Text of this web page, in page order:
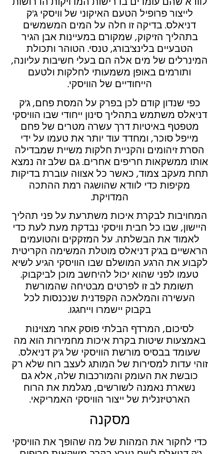
לייצור פרופיל הטעם האיקוני של וויסקי ג'ק
דניאלס. בדיקה זו חלה על המים המשמשים
בתהליך הזיקוק, שמקורם במעיינות אבן הגיר
הטבעיים בלינצ'בורג, טנסי. הטוהר ותכולת
המינרלים של מים אלה הם בעלי חשיבות עליונה,
ותורמים באופן משמעותי לחלקות ולטעם
הייחודיים של הוויסקי.
כפי שנדון קודם לכן בפרק על המסת פחם, ג'ק
דניאלס משתמש בתהליך סינון ייחודי שבו הוויסקי
מטפטף באיטיות דרך עשרה מטרים של פחם
מייפל סוכר, ומחדד עוד יותר את טעמו על ידי
הסרת זיהומים והקניית חלקות משיית שמבדילה
אותו ממשקאות חריפים אחרים. גם שלב זה נמצא
תחת מעקב צמוד, כאשר כל אצווה עוברת בדיקות
מקיפות כדי לוודא שהושגה רמת ההתכה
המדויקת.
המחויבות לבקרת איכות משתרעת על פני תהליך
היישון, שבו כל חבית וויסקי נבדקת מעת לעת כדי
לאמוד את הבשלתה. על המזקקים והטועמים
הראשיים בג'ק דניאלס מוטלת המשימה הקריטית
לקבוע את הרגע המושלם שבו הוויסקי הגיע לשיא
טעמו לפני שהוא יכול להיחשב מוכן לביקבוק.
תשומת לב זו לפרטים מבטיחה שהמורשת
העשירה והמלאכה הקפדנית שנכנסות לכל
בקבוק יישמרו וייחגגו.
לסיכום, המרדף הבלתי פוסק אחר מצוינות
באמצעות שיטות בקרת איכות מחמירות הוא מה
שעומד בבסיס מורשת הוויסקי של ג'ק דניאלס.
זוהי עדות למסירות של המותג לעצב רוח שלא רק
כובשת את העומק והמורכבות שלה, אלא גם
נשארת נאמנה לשורשים, מגלמת את הרוח
הארטיזנלית של ייצור הוויסקי האמריקאי.
מסקנה
כדי לחקור את המהות של מה שהופך את הוויסקי